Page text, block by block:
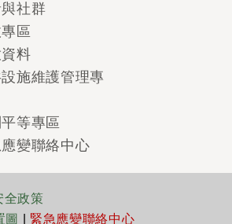
社群
區
料
施維護管理專
等專區
變聯絡中心
全政策
圖 緊急應變聯絡中心